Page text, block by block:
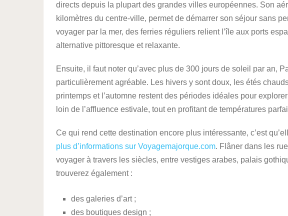
directs depuis la plupart des grandes villes européennes. Son
kilomètres du centre-ville, permet de démarrer son séjour sans
voyager par la mer, des ferries réguliers relient l’île aux ports
alternative pittoresque et relaxante.
Ensuite, il faut noter qu’avec plus de 300 jours de soleil par an,
particulièrement agréable. Les hivers y sont doux, les étés
printemps et l’automne restent des périodes idéales pour
loin de l’affluence estivale, tout en profitant de températures
Ce qui rend cette destination encore plus intéressante, c’est
plus d’informations sur Voyagemajorque.com. Flâner dans les
voyager à travers les siècles, entre vestiges arabes, palais
trouverez également :
des galeries d’art ;
des boutiques design ;